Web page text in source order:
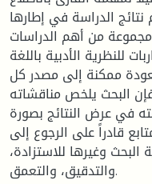
الدراسة في إطارها
من أهم الدراسات
للنظرية الأدبية باللغة
ممكنة إلى مصدر كل
البحث يلخص مناقشاته
في عرض النتائج بصورة
قادراً على الرجوع إلى
وغيرها للاستزادة،
والتدقيق، والتعمق.